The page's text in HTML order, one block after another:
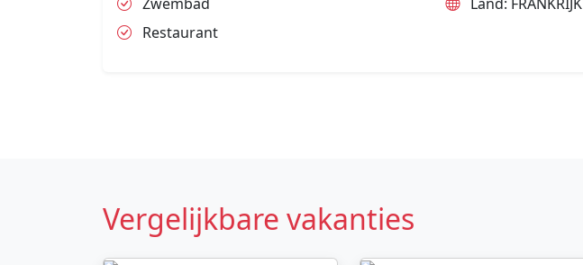
Restaurant
Vergelijkbare vakanties